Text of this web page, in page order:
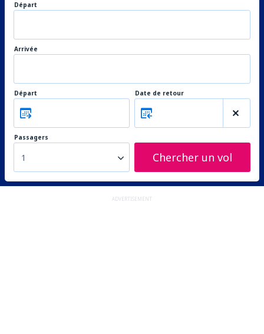
Départ
Arrivée
Départ Date de retour
Passagers
1 Chercher un vol
ADVERTISEMENT